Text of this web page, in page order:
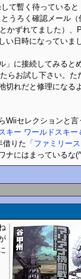
て暫く待っている
うろく確認メール
かずれてました）
い日時になっていま
」に接続してみると
らお試し下さい。
切れだと修理になる
Wiiセレクションと
キー ワールドスキ
借りた 「ファミリー
ナにはまっているな